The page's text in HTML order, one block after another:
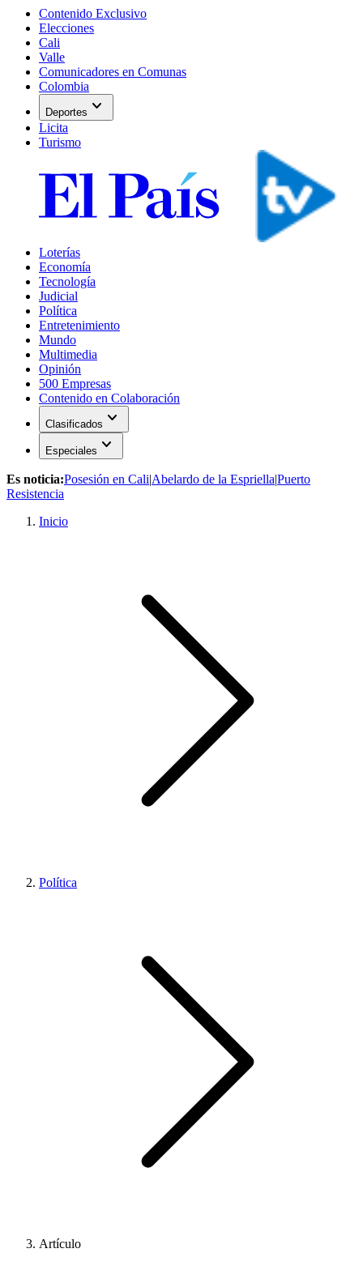
Contenido Exclusivo
Elecciones
Cali
Valle
Comunicadores en Comunas
Colombia
Deportes expand_more
Licita
Turismo
Loterías
Economía
Tecnología
Judicial
Política
Entretenimiento
Mundo
Multimedia
Opinión
500 Empresas
Contenido en Colaboración
Clasificados expand_more
Especiales expand_more
Es noticia:Posesión en Cali|Abelardo de la Espriella|Puerto
Resistencia
Inicio
Política
Artículo